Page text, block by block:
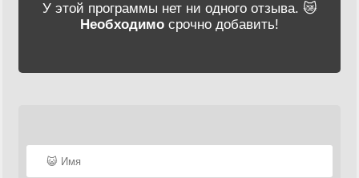
У этой программы нет ни одного отзыва. 😿
Необходимо срочно добавить!